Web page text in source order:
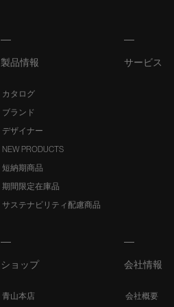
製品情報
カタログ
ブランド
デザイナー
NEW PRODUCTS
短納期商品
期間限定在庫品
サステナビリティ配慮商品
サービス
ショップ
青山本店
会社情報
会社概要